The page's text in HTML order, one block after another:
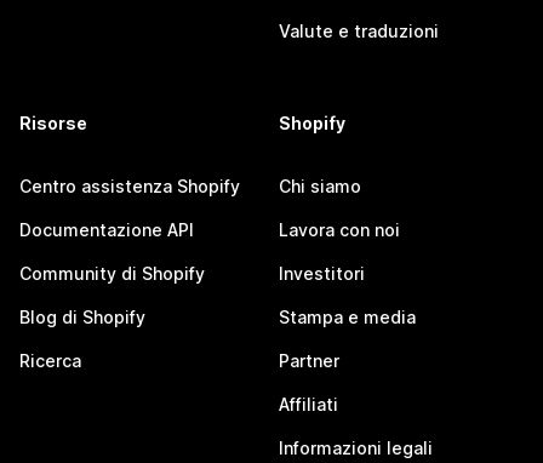
Valute e traduzioni
Risorse
Centro assistenza Shopify
Documentazione API
Community di Shopify
Blog di Shopify
Ricerca
Shopify
Chi siamo
Lavora con noi
Investitori
Stampa e media
Partner
Affiliati
Informazioni legali